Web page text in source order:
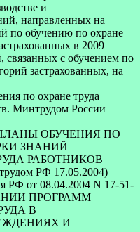
и
направленных на
по обучению по охране
в 2009
с обучением по
застрахованных, на
по охране труда
Минтрудом России
ОБУЧЕНИЯ ПО
ЗНАНИЙ
РАБОТНИКОВ
РФ 17.05.2004)
от 08.04.2004 N 17-51-
ПРОГРАММ
В
И